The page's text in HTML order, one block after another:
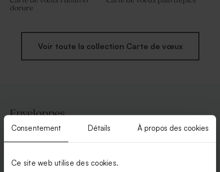
Consentement Détails À propos des cookies
Ce site web utilise des cookies.
dorure
Voir toute la collection Carte de vœux
Enveloppes